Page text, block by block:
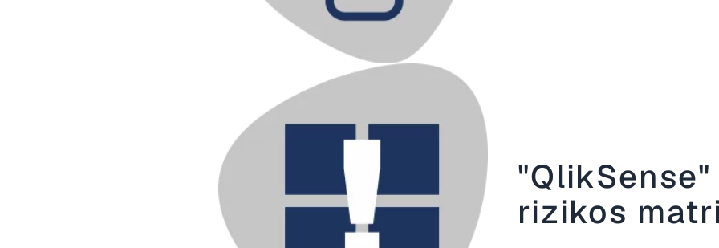
"QlikSense"
rizikos